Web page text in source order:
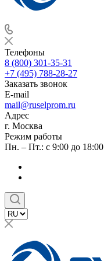
Телефоны
8 (800) 301-35-31
+7 (495) 788-28-27
Заказать звонок
E-mail
mail@ruselprom.ru
Адрес
г. Москва
Режим работы
Пн. – Пт.: с 9:00 до 18:00